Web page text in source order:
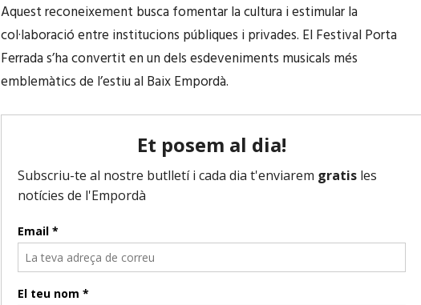
Aquest reconeixement busca fomentar la cultura i estimular la
col·laboració entre institucions públiques i privades. El Festival Porta
Ferrada s’ha convertit en un dels esdeveniments musicals més
emblemàtics de l’estiu al Baix Empordà.